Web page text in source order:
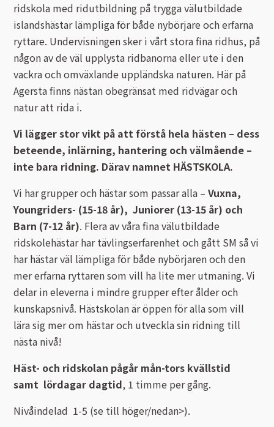
ridskola med ridutbildning på trygga välutbildade
islandshästar lämpliga för både nybörjare och erfarna
ryttare. Undervisningen sker i vårt stora fina ridhus, på
någon av de väl upplysta ridbanorna eller ute i den
vackra och omväxlande uppländska naturen. Här på
Agersta finns nästan obegränsat med ridvägar och
natur att rida i.
Vi lägger stor vikt på att förstå hela hästen – dess
beteende, inlärning, hantering och välmående –
inte bara ridning. Därav namnet HÄSTSKOLA.
Vi har grupper och hästar som passar alla – Vuxna,
Youngriders- (15-18 år), Juniorer (13-15 år) och
Barn (7-12 år). Flera av våra fina välutbildade
ridskolehästar har tävlingserfarenhet och gått SM så vi
har hästar väl lämpliga för både nybörjaren och den
mer erfarna ryttaren som vill ha lite mer utmaning. Vi
delar in eleverna i mindre grupper efter ålder och
kunskapsnivå. Hästskolan är öppen för alla som vill
lära sig mer om hästar och utveckla sin ridning till
nästa nivå!
Häst- och ridskolan pågår mån-tors kvällstid
samt lördagar dagtid, 1 timme per gång.
Nivåindelad 1-5 (se till höger/nedan>).